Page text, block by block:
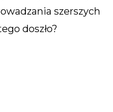
szerszych
doszło?